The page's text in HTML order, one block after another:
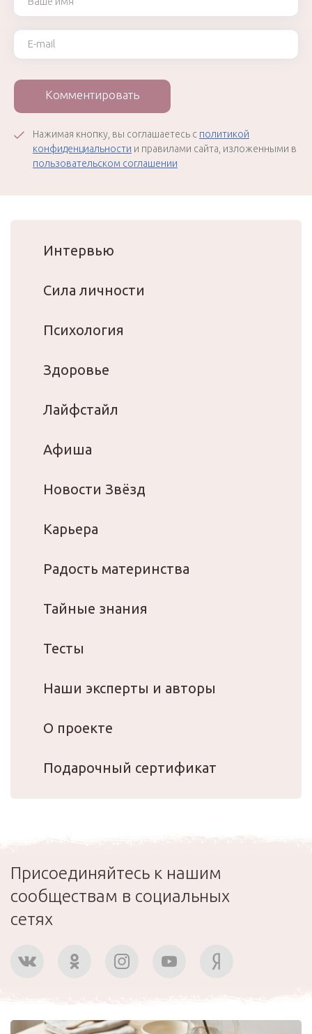
Ваш e-mail
Комментировать
Нажимая кнопку, вы соглашаетесь с политикой
конфиденциальности и правилами сайта, изложенными в
пользовательском соглашении
Интервью
Сила личности
Психология
Здоровье
Лайфстайл
Афиша
Новости Звёзд
Карьера
Радость материнства
Тайные знания
Тесты
Наши эксперты и авторы
О проекте
Подарочный сертификат
Присоединяйтесь к нашим
сообществам в социальных
сетях